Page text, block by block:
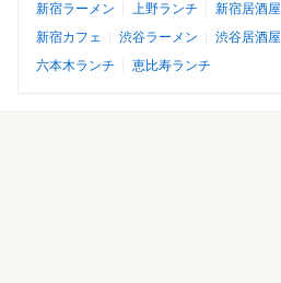
新宿ラーメン
上野ランチ 新宿居酒屋
新宿カフェ
渋谷ラーメン 渋谷居酒屋
六本木ランチ
恵比寿ランチ